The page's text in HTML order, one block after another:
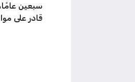
سبعين
قادر على